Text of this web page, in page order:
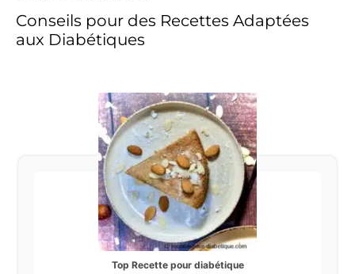
Conseils pour des Recettes Adaptées
aux Diabétiques
Top Recette pour diabétique